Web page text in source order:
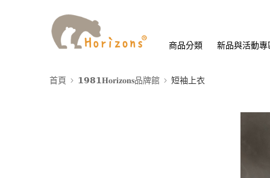
商品分類 新品與活動專
首頁 𝟭𝟵𝟴𝟭𝐇𝐨𝐫𝐢𝐳𝐨𝐧𝐬品牌館 短袖上衣